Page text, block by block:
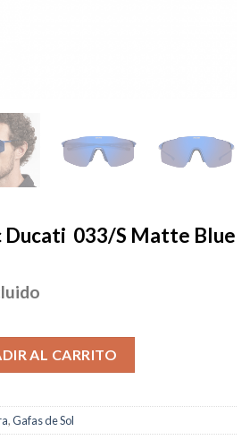
Ducati 033/S Matte Blue
S Matte Blue cantidad
AL CARRITO
,Gafas de Sol